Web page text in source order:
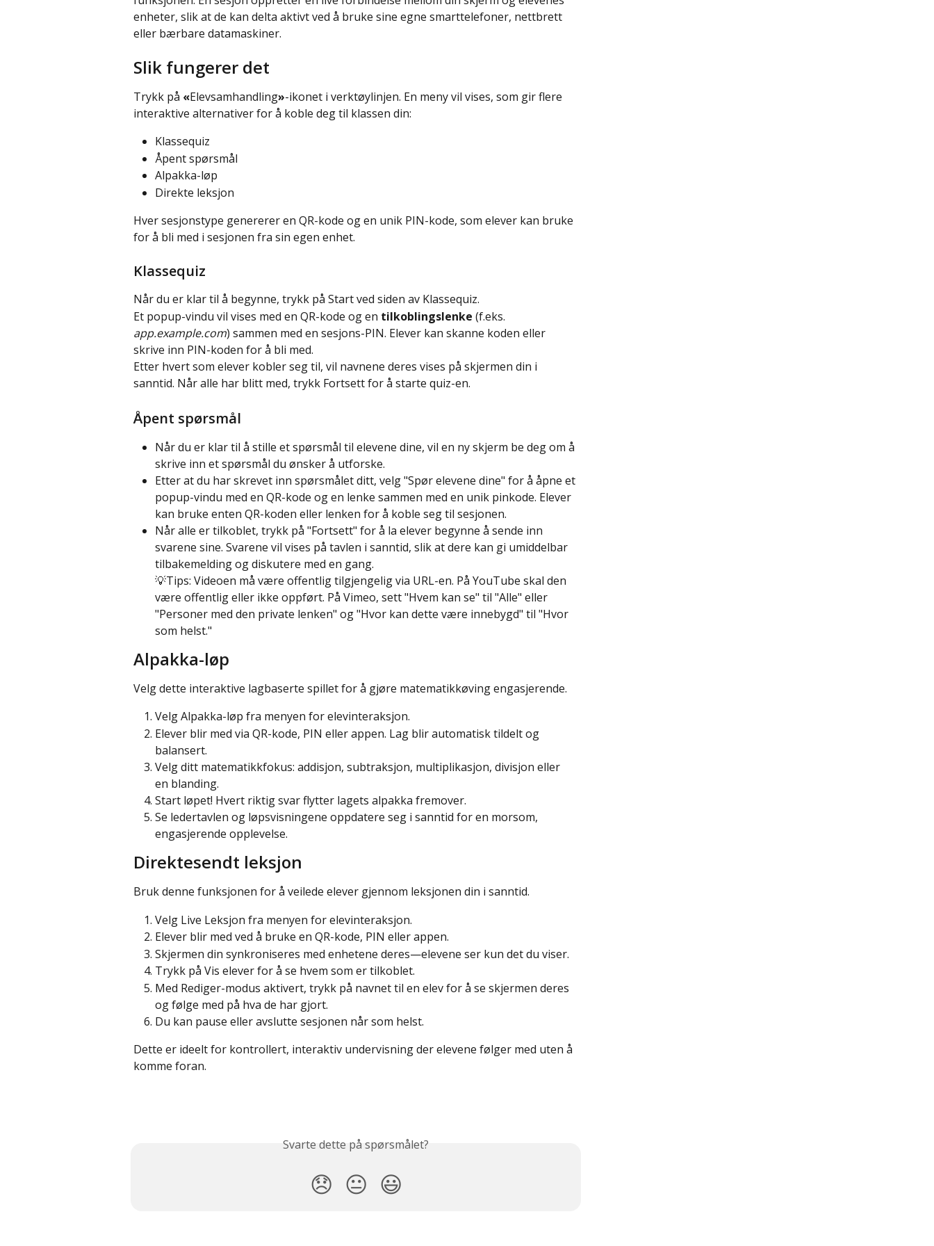
enheter, slik at de kan delta aktivt ved å bruke sine egne smarttelefoner, nettbrett
eller bærbare datamaskiner.
Slik fungerer det
Trykk på «Elevsamhandling»-ikonet i verktøylinjen. En meny vil vises, som gir flere
interaktive alternativer for å koble deg til klassen din:
Klassequiz
Åpent spørsmål
Alpakka-løp
Direkte leksjon
Hver sesjonstype genererer en QR-kode og en unik PIN-kode, som elever kan bruke
for å bli med i sesjonen fra sin egen enhet.
Klassequiz
Når du er klar til å begynne, trykk på Start ved siden av Klassequiz.
Et popup-vindu vil vises med en QR-kode og en tilkoblingslenke (f.eks.
app.example.com) sammen med en sesjons-PIN. Elever kan skanne koden eller
skrive inn PIN-koden for å bli med.
Etter hvert som elever kobler seg til, vil navnene deres vises på skjermen din i
sanntid. Når alle har blitt med, trykk Fortsett for å starte quiz-en.
Åpent spørsmål
Når du er klar til å stille et spørsmål til elevene dine, vil en ny skjerm be deg om å
skrive inn et spørsmål du ønsker å utforske.
Etter at du har skrevet inn spørsmålet ditt, velg "Spør elevene dine" for å åpne et
popup-vindu med en QR-kode og en lenke sammen med en unik pinkode. Elever
kan bruke enten QR-koden eller lenken for å koble seg til sesjonen.
Når alle er tilkoblet, trykk på "Fortsett" for å la elever begynne å sende inn
svarene sine. Svarene vil vises på tavlen i sanntid, slik at dere kan gi umiddelbar
tilbakemelding og diskutere med en gang.
💡Tips: Videoen må være offentlig tilgjengelig via URL-en. På YouTube skal den
være offentlig eller ikke oppført. På Vimeo, sett "Hvem kan se" til "Alle" eller
"Personer med den private lenken" og "Hvor kan dette være innebygd" til "Hvor
som helst."
Alpakka-løp
Velg dette interaktive lagbaserte spillet for å gjøre matematikkøving engasjerende.
Velg Alpakka-løp fra menyen for elevinteraksjon.
Elever blir med via QR-kode, PIN eller appen. Lag blir automatisk tildelt og
balansert.
Velg ditt matematikkfokus: addisjon, subtraksjon, multiplikasjon, divisjon eller
en blanding.
Start løpet! Hvert riktig svar flytter lagets alpakka fremover.
Se ledertavlen og løpsvisningene oppdatere seg i sanntid for en morsom,
engasjerende opplevelse.
Direktesendt leksjon
Bruk denne funksjonen for å veilede elever gjennom leksjonen din i sanntid.
Velg Live Leksjon fra menyen for elevinteraksjon.
Elever blir med ved å bruke en QR-kode, PIN eller appen.
Skjermen din synkroniseres med enhetene deres—elevene ser kun det du viser.
Trykk på Vis elever for å se hvem som er tilkoblet.
Med Rediger-modus aktivert, trykk på navnet til en elev for å se skjermen deres
og følge med på hva de har gjort.
Du kan pause eller avslutte sesjonen når som helst.
Dette er ideelt for kontrollert, interaktiv undervisning der elevene følger med uten å
komme foran.
Svarte dette på spørsmålet?
😞 😐 😃